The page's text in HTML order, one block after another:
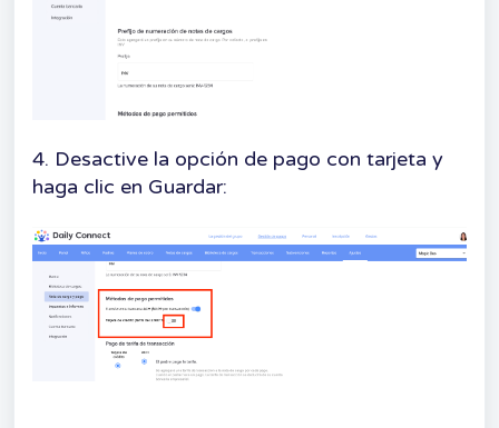
4. Desactive la opción de pago con tarjeta y
haga clic en Guardar: